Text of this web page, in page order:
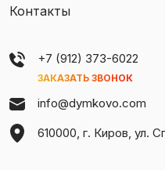
Контакты
+7 (912) 373-6022
ЗАКАЗАТЬ ЗВОНОК
info@dymkovo.com
610000, г. Киров, ул.